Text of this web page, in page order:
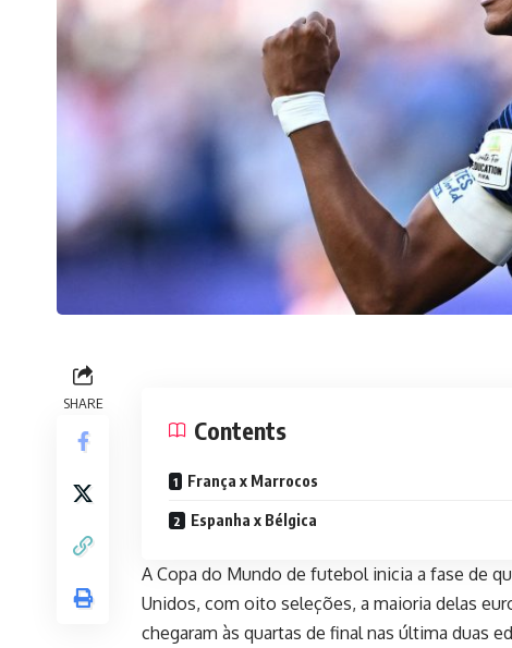
SHARE
Contents
França x Marrocos
Espanha x Bélgica
A Copa do Mundo de futebol inicia a fase de
Unidos, com oito seleções, a maioria delas
chegaram às quartas de final nas última duas